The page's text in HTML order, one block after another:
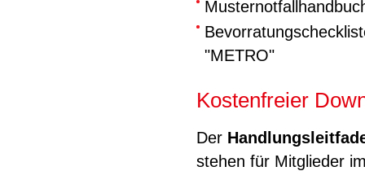
"METRO"
Kostenfreier
Der
stehen für Mitglieder